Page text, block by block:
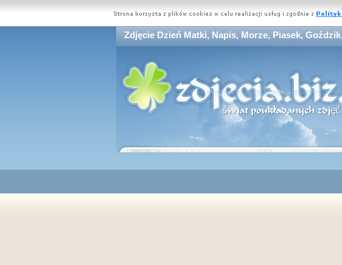
Zdjęcie Dzień Matki, Napis, Morze, Piasek,